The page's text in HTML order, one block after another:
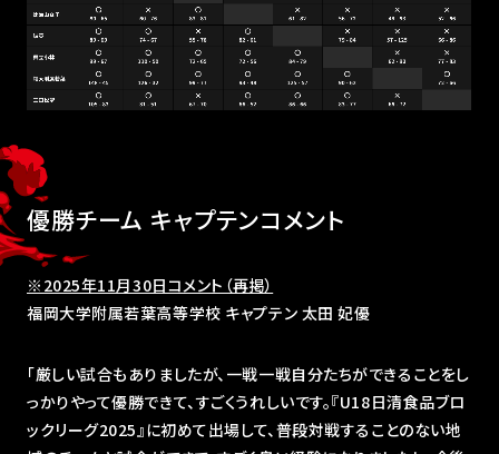
優勝チーム キャプテンコメント
※2025年11月30日コメント（再掲）
福岡大学附属若葉高等学校 キャプテン 太田 妃優
「厳しい試合もありましたが、一戦一戦自分たちができることをし
っかりやって優勝できて、すごくうれしいです。『U18日清食品ブロ
ックリーグ2025』に初めて出場して、普段対戦することのない地